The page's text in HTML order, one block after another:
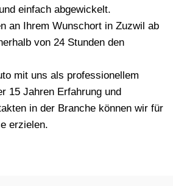
einfach abgewickelt.
an Ihrem Wunschort in Zuzwil ab
von 24 Stunden den
mit uns als professionellem
15 Jahren Erfahrung und
in der Branche können wir für
erzielen.